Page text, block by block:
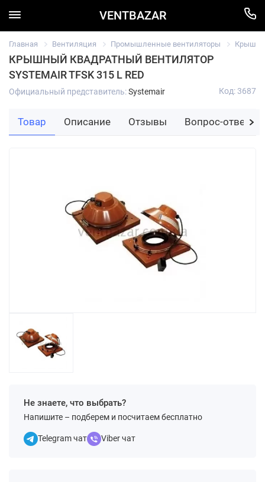
VENTBAZAR
Главная Вентиляция Промышленные вентиляторы
КРЫШНЫЙ КВАДРАТНЫЙ ВЕНТИЛЯТОР
SYSTEMAIR TFSK 315 L RED
Официальный представитель:Systemair Код: 3687
Не знаете, что выбрать?
Напишите – подберем и посчитаем бесплатно
Telegram чат Viber чат
Товар Описание Отзывы Вопрос-ответ